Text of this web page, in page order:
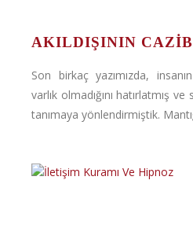
AKILDIŞININ
Son birkaç yazımızda,
varlık olmadığını hatırlatmış
tanımaya yönlendirmiştik.